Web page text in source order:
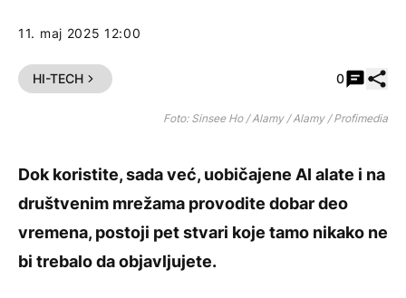
11. maj 2025 12:00
HI-TECH 0
Foto: Sinsee Ho / Alamy / Alamy / Profimedia
Dok koristite, sada već, uobičajene AI alate i na
društvenim mrežama provodite dobar deo
vremena, postoji pet stvari koje tamo nikako ne
bi trebalo da objavljujete.